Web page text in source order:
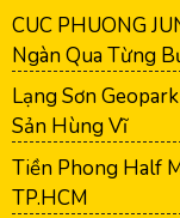
CUC PHUONG
Ngàn Qua Từng
Lạng Sơn
Sản Hùng Vĩ
Tiền Phong Half
TP.HCM